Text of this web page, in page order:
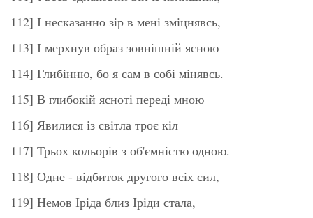
112] І несказанно зір в мені зміцнявсь,
113] І мерхнув образ зовнішній ясною
114] Глибінню, бо я сам в собі мінявсь.
115] В глибокій ясноті переді мною
116] Явилися із світла троє кіл
117] Трьох кольорів з об'ємністю одною.
118] Одне - відбиток другого всіх сил,
119] Немов Іріда близ Іріди стала,